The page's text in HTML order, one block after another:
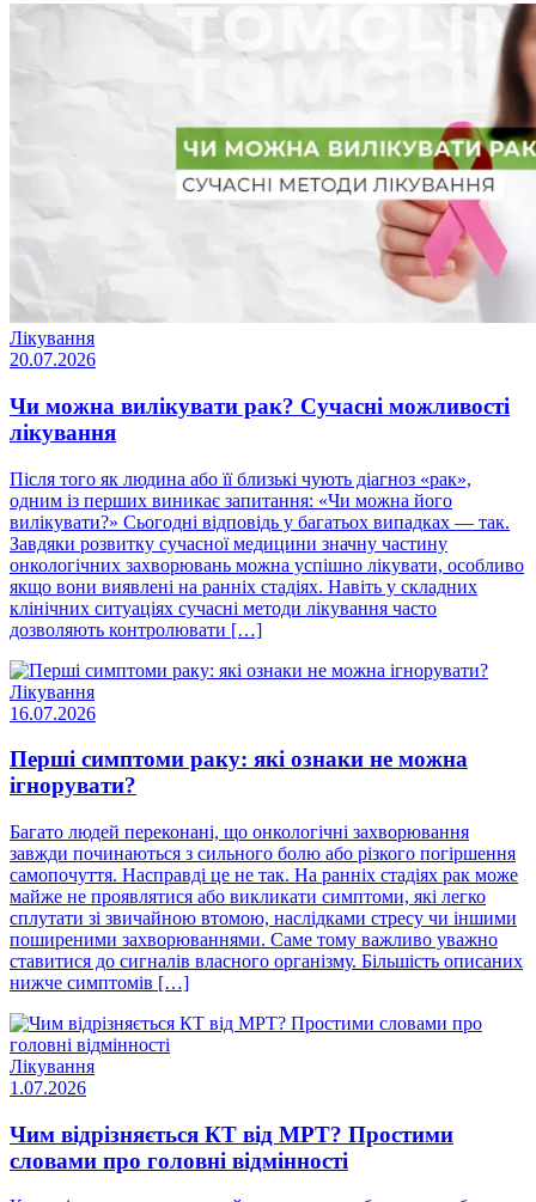
Лікування
20.07.2026
Чи можна вилікувати рак? Сучасні можливості
лікування
Після того як людина або її близькі чують діагноз «рак»,
одним із перших виникає запитання: «Чи можна його
вилікувати?» Сьогодні відповідь у багатьох випадках — так.
Завдяки розвитку сучасної медицини значну частину
онкологічних захворювань можна успішно лікувати, особливо
якщо вони виявлені на ранніх стадіях. Навіть у складних
клінічних ситуаціях сучасні методи лікування часто
дозволяють контролювати […]
Лікування
16.07.2026
Перші симптоми раку: які ознаки не можна
ігнорувати?
Багато людей переконані, що онкологічні захворювання
завжди починаються з сильного болю або різкого погіршення
самопочуття. Насправді це не так. На ранніх стадіях рак може
майже не проявлятися або викликати симптоми, які легко
сплутати зі звичайною втомою, наслідками стресу чи іншими
поширеними захворюваннями. Саме тому важливо уважно
ставитися до сигналів власного організму. Більшість описаних
нижче симптомів […]
Лікування
1.07.2026
Чим відрізняється КТ від МРТ? Простими
словами про головні відмінності